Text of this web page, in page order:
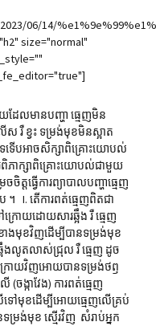
06/14/
size="normal"
ដែលមានបញ្ហា ធ្មេញមិន
ស រឺ ខ្វះ ទម្រង់មុខមិនស្អាត
េទើបអាចសិក្សាពិគ្រោះយោបល់
ពិភាក្សាពិគ្រោះយោបល់ជាមួយ
តធ្វើការព្យាបាលបញ្ហាធ្មេញ
។ I. តើការពត់ធ្មេញពិតជា
ក្រោយដោយសារឆ្អឹង រឺ ធ្មេញ
ងមុខវិញដើម្បីបានទម្រង់មុខ
ងលូតលាស់ជ្រុល រឺ ធ្មេញ ដូច
កក្រោយវិញអោយបានទម្រង់ថឭ
ចង្កាវែង) ការពត់ធ្មេញ
ទៅមុខដើម្បីអោយធ្មេញលើគ្រប់
រង់មុខ ស្មើរវិញ សំរាប់អ្នក